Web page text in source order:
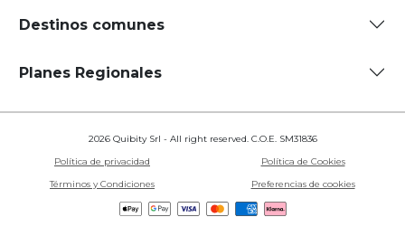
Destinos comunes
Planes Regionales
2026 Quibity Srl - All right reserved. C.O.E. SM31836
Política de privacidad
Política de Cookies
Términos y Condiciones
Preferencias de cookies